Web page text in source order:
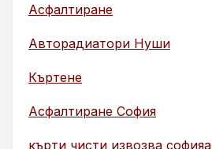
Асфалтиране
Авторадиатори Нуши
Къртене
Асфалтиране София
кърти чисти извозва софияа